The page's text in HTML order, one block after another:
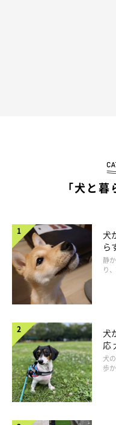
いぬのきもち投稿写真ギャラリー
――犬のなかには飼い主さ
り、人に寄り添うような行
られますか？
山口先生：
「犬は人の表情、声色、仕
いるのではないでしょうか」
「犬と
犬
ら
静
り
犬
応
犬
歩